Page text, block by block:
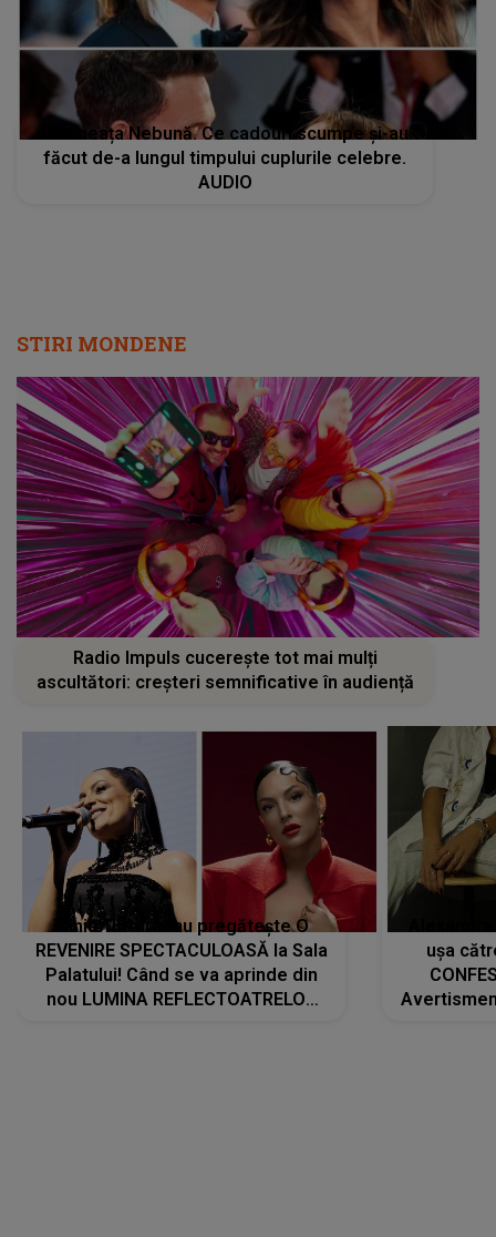
Dimineața Nebună. Ce cadouri scumpe și-au
făcut de-a lungul timpului cuplurile celebre.
AUDIO
STIRI MONDENE
Radio Impuls cucerește tot mai mulți
ascultători: creșteri semnificative în audiență
Tania Turtureanu pregătește O
REVENIRE SPECTACULOASĂ la Sala
Palatului! Când se va aprinde din
nou LUMINA REFLECTOATRELOR
ușa